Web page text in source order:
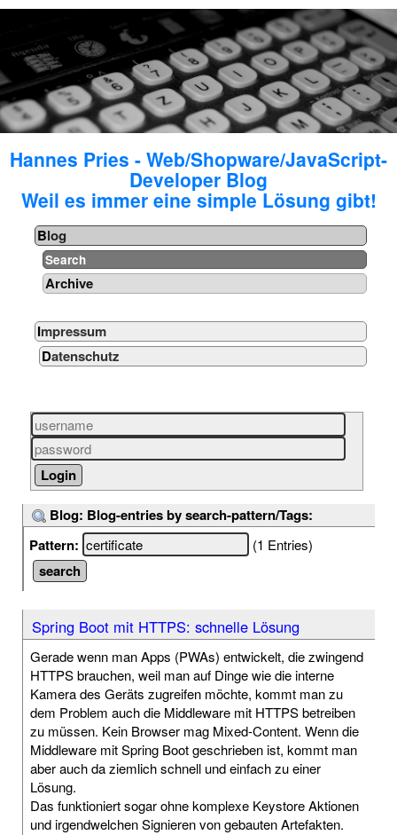
Hannes Pries - Web/Shopware/JavaScript-
Developer Blog
Weil es immer eine simple Lösung gibt!
Blog
Search
Archive
Impressum
Datenschutz
Blog: Blog-entries by search-pattern/Tags:
Pattern:
(1 Entries)
Spring Boot mit HTTPS: schnelle Lösung
Gerade wenn man Apps (PWAs) entwickelt, die zwingend
HTTPS brauchen, weil man auf Dinge wie die interne
Kamera des Geräts zugreifen möchte, kommt man zu
dem Problem auch die Middleware mit HTTPS betreiben
zu müssen. Kein Browser mag Mixed-Content. Wenn die
Middleware mit Spring Boot geschrieben ist, kommt man
aber auch da ziemlich schnell und einfach zu einer
Lösung.
Das funktioniert sogar ohne komplexe Keystore Aktionen
und irgendwelchen Signieren von gebauten Artefakten.